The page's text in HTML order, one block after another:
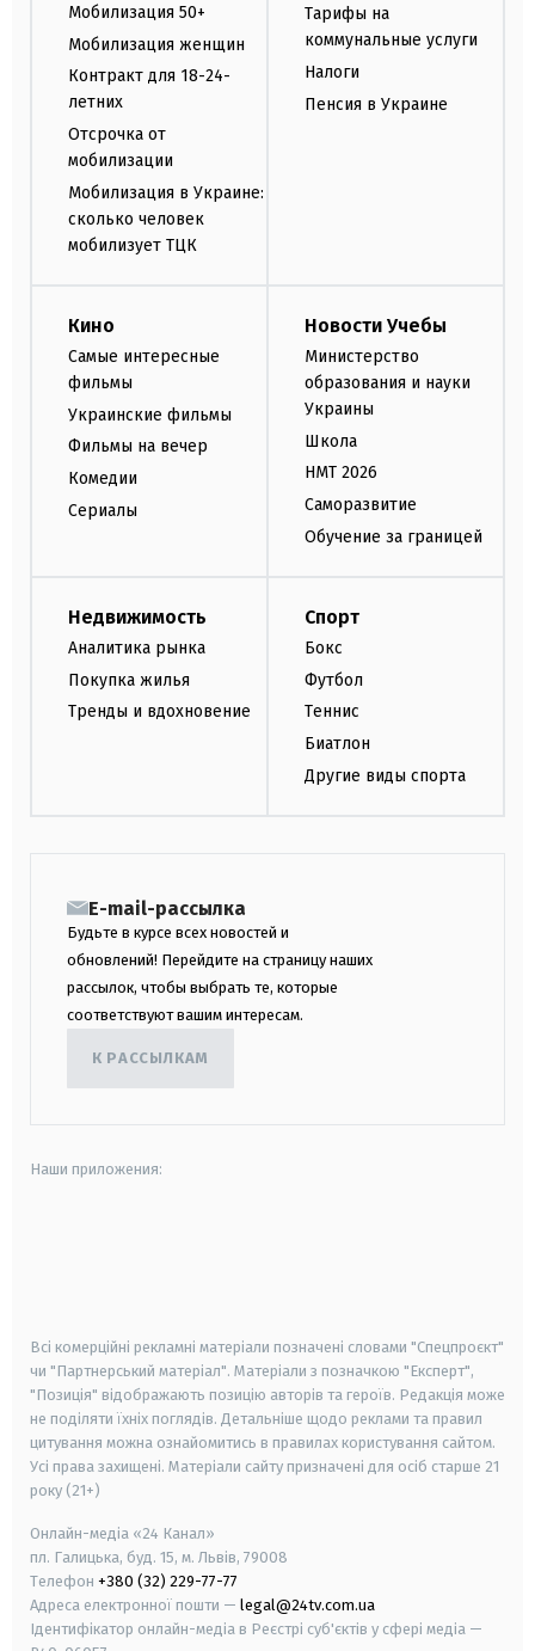
Мобилизация 50+
Мобилизация женщин
Контракт для 18-24-
летних
Отсрочка от
мобилизации
Мобилизация в Украине:
сколько человек
мобилизует ТЦК
Тарифы на
коммунальные услуги
Налоги
Пенсия в Украине
Кино
Самые интересные
фильмы
Украинские фильмы
Фильмы на вечер
Комедии
Сериалы
Новости Учебы
Министерство
образования и науки
Украины
Школа
НМТ 2026
Саморазвитие
Обучение за границей
Недвижимость
Аналитика рынка
Покупка жилья
Тренды и вдохновение
Спорт
Бокс
Футбол
Теннис
Биатлон
Другие виды спорта
E-mail-рассылка
Будьте в курсе всех новостей и
обновлений! Перейдите на страницу наших
рассылок, чтобы выбрать те, которые
соответствуют вашим интересам.
К РАССЫЛКАМ
Наши приложения:
Всі комерційні рекламні матеріали позначені словами "Спецпроєкт"
чи "Партнерський матеріал". Матеріали з позначкою "Експерт",
"Позиція" відображають позицію авторів та героїв. Редакція може
не поділяти їхніх поглядів. Детальніше щодо реклами та правил
цитування можна ознайомитись в правилах користування сайтом.
Усі права захищені. Матеріали сайту призначені для осіб старше 21
року (21+)
Онлайн-медіа «24 Канал»
пл. Галицька, буд. 15, м. Львів, 79008
Телефон +380 (32) 229-77-77
Адреса електронної пошти — legal@24tv.com.ua
Ідентифікатор онлайн-медіа в Реєстрі суб'єктів у сфері медіа —